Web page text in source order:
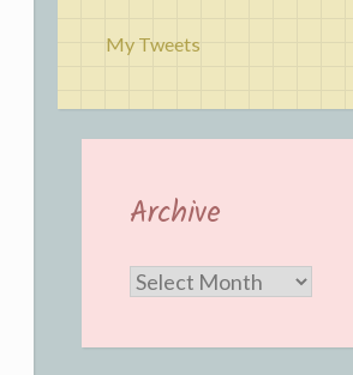
My Tweets
Archive
Archive